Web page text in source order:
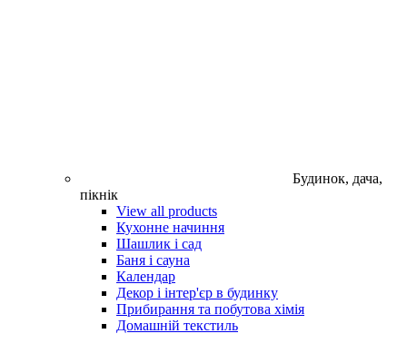
Будинок, дача,
пікнік
View all products
Кухонне начиння
Шашлик і сад
Баня і сауна
Календар
Декор і інтер'єр в будинку
Прибирання та побутова хімія
Домашній текстиль